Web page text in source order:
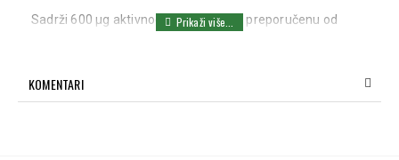
Sadrži 600 μg aktivnog folata – dozu preporučenu od
i vida bebe, dok istovremeno doprinose metaboličkom
KOMENTARI